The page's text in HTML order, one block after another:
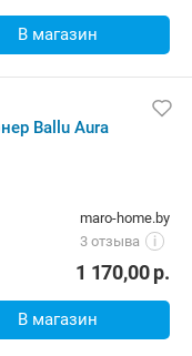
В магазин
Ballu Aura
maro-home.by
3 отзыва
i
1 170,00р.
В магазин